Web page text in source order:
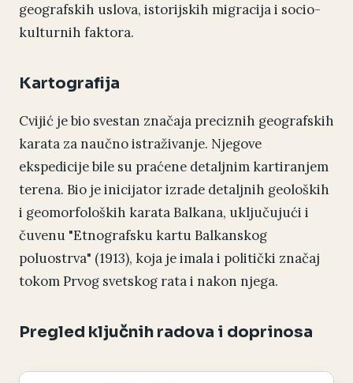
geografskih uslova, istorijskih migracija i socio-
kulturnih faktora.
Kartografija
Cvijić je bio svestan značaja preciznih geografskih
karata za naučno istraživanje. Njegove
ekspedicije bile su praćene detaljnim kartiranjem
terena. Bio je inicijator izrade detaljnih geoloških
i geomorfoloških karata Balkana, uključujući i
čuvenu "Etnografsku kartu Balkanskog
poluostrva" (1913), koja je imala i politički značaj
tokom Prvog svetskog rata i nakon njega.
Pregled ključnih radova i doprinosa